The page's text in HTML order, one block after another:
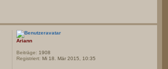
Ariann
Beiträge: 1908
Registriert: Mi 18. Mär 2015, 10:35